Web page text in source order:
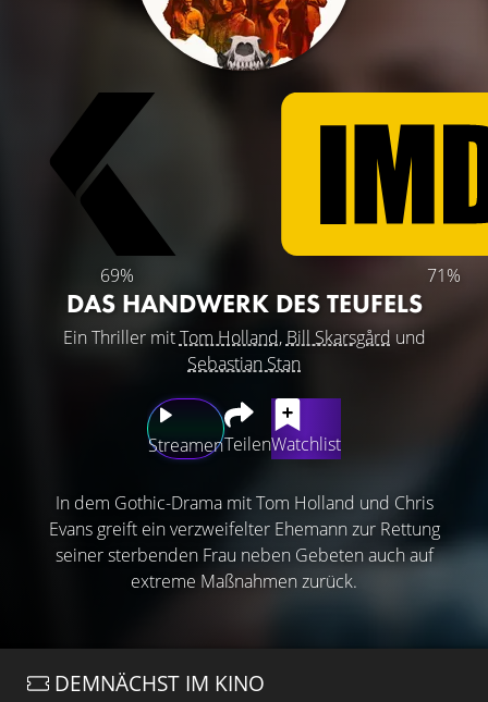
69% 71%
DAS HANDWERK DES TEUFELS
Ein Thriller mitTom Holland, Bill Skarsgård und
Sebastian Stan
StreamenTeilenWatchlist
In dem Gothic-Drama mit Tom Holland und Chris
Evans greift ein verzweifelter Ehemann zur Rettung
seiner sterbenden Frau neben Gebeten auch auf
extreme Maßnahmen zurück.
DEMNÄCHST IM KINO